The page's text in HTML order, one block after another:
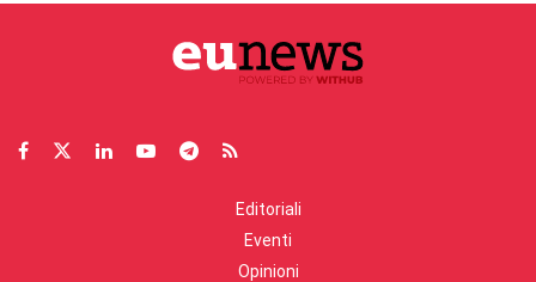
Editoriali
Eventi
Opinioni